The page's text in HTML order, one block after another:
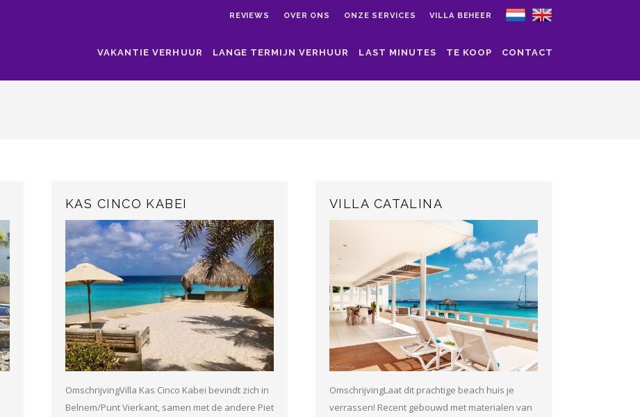
VILLA BEHEER
ONZE SERVICES
OVER ONS
REVIEWS
VAKANTIE VERHUUR LANGE TERMIJN VERHUUR LAST MINUTES TE KOOP CONTACT
KAS CINCO KABEI
OmschrijvingVilla Kas Cinco Kabei bevindt zich in
Belnem/Punt Vierkant, samen met de andere Piet
VILLA CATALINA
OmschrijvingLaat dit prachtige beach huis je
verrassen! Recent gebouwd met materialen van